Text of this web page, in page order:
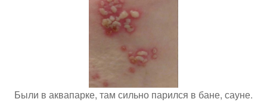
Были в аквапарке, там сильно парился в бане, сауне.